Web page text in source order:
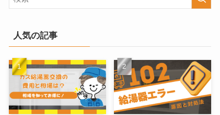
人気の記事